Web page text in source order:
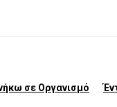
σε Οργανισμό